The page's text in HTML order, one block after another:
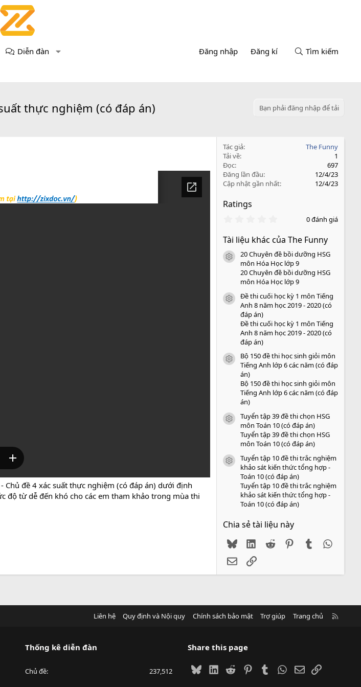
Diễn đàn Đăng nhập Đăng kí Tìm kiếm
thực nghiệm (có đáp án)
Bạn phải đăng nhập để tải
Chủ đề 4 xác suất thực nghiệm (có đáp án) dưới định
độ từ dễ đến khó cho các em tham khảo trong mùa thi
Tác giả
The Funny
Tải về
1
Đọc
697
Đăng lần đầu
12/4/23
Cập nhật gần nhất
12/4/23
Ratings
0
0
s
a
o
0 đánh giá
Tài liệu khác của The Funny
icon tài liệu
20 Chuyên đề bồi dưỡng HSG
môn Hóa Học lớp 9
20 Chuyên đề bồi dưỡng HSG
môn Hóa Học lớp 9
icon tài liệu
Đề thi cuối học kỳ 1 môn Tiếng
Anh 8 năm học 2019 - 2020 (có
đáp án)
Đề thi cuối học kỳ 1 môn Tiếng
Anh 8 năm học 2019 - 2020 (có
đáp án)
icon tài liệu
Bộ 150 đề thi học sinh giỏi môn
Tiếng Anh lớp 6 các năm (có đáp
án)
Bộ 150 đề thi học sinh giỏi môn
Tiếng Anh lớp 6 các năm (có đáp
án)
icon tài liệu
Tuyển tập 39 đề thi chọn HSG
môn Toán 10 (có đáp án)
Tuyển tập 39 đề thi chọn HSG
môn Toán 10 (có đáp án)
icon tài liệu
Tuyển tập 10 đề thi trắc nghiệm
khảo sát kiến thức tổng hợp -
Toán 10 (có đáp án)
Tuyển tập 10 đề thi trắc nghiệm
khảo sát kiến thức tổng hợp -
Toán 10 (có đáp án)
Chia sẻ tài liệu này
BlueskyLinkedIn
Reddit PinterestTumblr
EmailLink
Liên hệ Quy định và Nội quy Chính sách bảo mật Trợ giúp Trang chủ
Thống kê diễn đàn
Chủ đề 237,512
Share this page
BlueskyLinkedIn
Reddit PinterestTumblrWhatsApp
EmailLink